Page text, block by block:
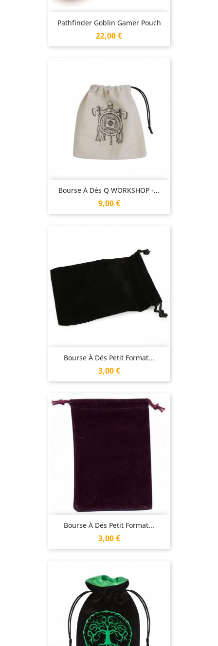
Pathfinder Goblin Gamer Pouch
Prix
22,00 €
Bourse À Dés Q WORKSHOP -...
Prix
9,00 €
Bourse À Dés Petit Format...
Prix
3,00 €
Bourse À Dés Petit Format...
Prix
3,00 €